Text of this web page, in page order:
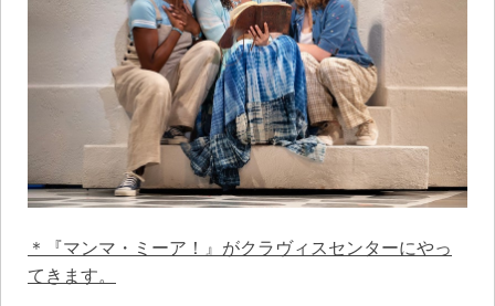
＊『マンマ・ミーア！』がクラヴィスセンターにやっ
てきます。